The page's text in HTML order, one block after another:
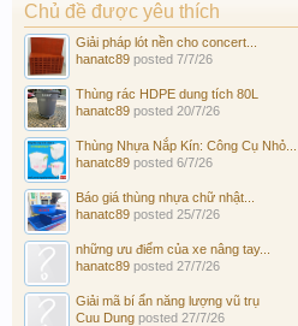
Chủ đề được yêu thích
Giải pháp lót nền cho concert...
hanatc89 posted 7/7/26
Thùng rác HDPE dung tích 80L
hanatc89 posted 20/7/26
Thùng Nhựa Nắp Kín: Công Cụ Nhỏ...
hanatc89 posted 6/7/26
Báo giá thùng nhựa chữ nhật...
hanatc89 posted 25/7/26
những ưu điểm của xe nâng tay...
hanatc89 posted 27/7/26
Giải mã bí ẩn năng lượng vũ trụ
Cuu Dung posted 27/7/26